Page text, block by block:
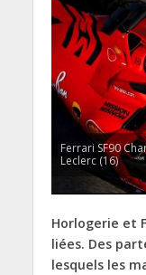
Ferrari SF90
Leclerc (16)
Horlogerie et
liées. Des
lesquels les